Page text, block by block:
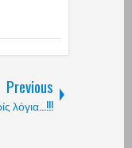
Previous
λόγια...!!!